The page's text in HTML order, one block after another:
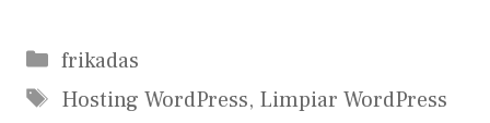
Categorías
frikadas
Etiquetas
Hosting WordPress, Limpiar WordPress